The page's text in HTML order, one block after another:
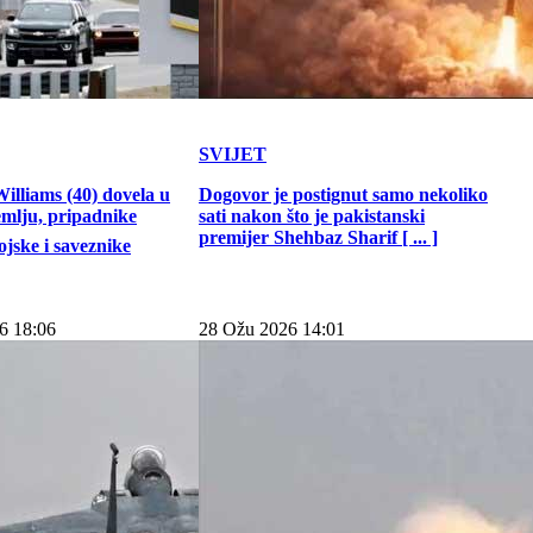
(40) dovela u
pripadnike
i saveznike
SVIJET
Dogovor je postignut samo nekoliko
sati nakon što je pakistanski
premijer Shehbaz Sharif [ ... ]
18:06 28 Ožu 2026 14:01